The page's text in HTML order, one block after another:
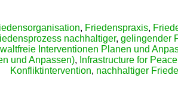
, Friedenspraxis,
nachhaltiger, gelingender
Interventionen Planen und
und Anpassen), Infrastructure for
Konfliktintervention, nachhaltiger